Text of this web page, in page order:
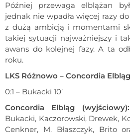
Później przewaga elblążan
jednak nie wpadła więcej razy
z dużą ambicją i momentami
takiej sytuacji najważniejszy i
awans do kolejnej fazy. A ta
roku.
LKS Różnowo – Concordia Elbląg
0:1 – Bukacki 10’
Concordia Elbląg
Bukacki, Kaczorowski, Drewek,
Cenkner, M. Błaszczyk, Brito